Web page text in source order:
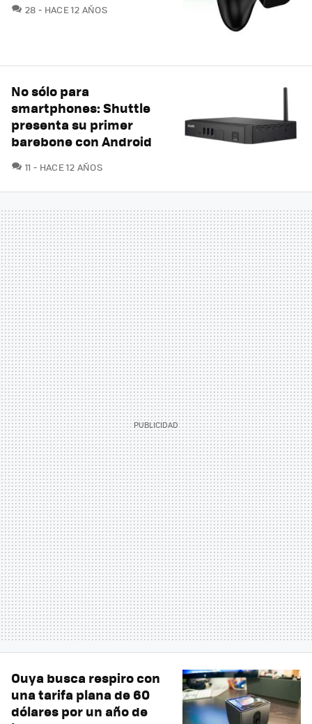
28 COMENTARIOS
HACE 12 AÑOS
No sólo para
smartphones: Shuttle
presenta su primer
barebone con Android
11 COMENTARIOS
HACE 12 AÑOS
Ouya busca respiro con
una tarifa plana de 60
dólares por un año de